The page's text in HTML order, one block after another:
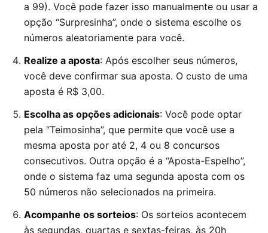
a 99). Você pode fazer isso manualmente ou usar a
opção “Surpresinha”, onde o sistema escolhe os
números aleatoriamente para você.
Realize a aposta: Após escolher seus números,
você deve confirmar sua aposta. O custo de uma
aposta é R$ 3,00.
Escolha as opções adicionais: Você pode optar
pela “Teimosinha”, que permite que você use a
mesma aposta por até 2, 4 ou 8 concursos
consecutivos. Outra opção é a “Aposta-Espelho”,
onde o sistema faz uma segunda aposta com os
50 números não selecionados na primeira.
Acompanhe os sorteios: Os sorteios acontecem
às segundas, quartas e sextas-feiras, às 20h